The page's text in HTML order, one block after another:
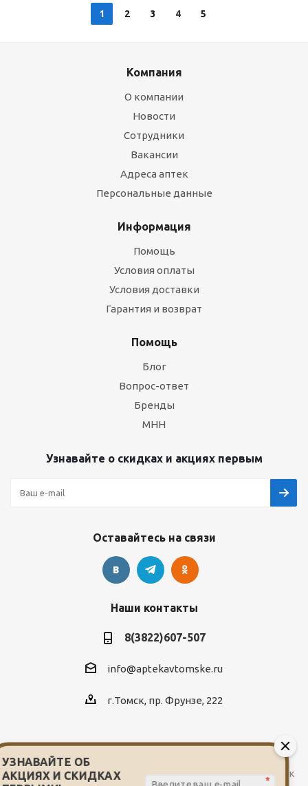
1 2 3 4 5
Компания
О компании
Новости
Сотрудники
Вакансии
Адреса аптек
Персональные данные
Информация
Помощь
Условия оплаты
Условия доставки
Гарантия и возврат
Помощь
Блог
Вопрос-ответ
Бренды
МНН
Узнавайте о скидках и акциях первым
Оставайтесь на связи
Наши контакты
8(3822)607-507
info@aptekavtomske.ru
г.Томск, пр. Фрунзе, 222
2026 © Служба заказа и доставки лекарств от сети аптек
УЗНАВАЙТЕ ОБ
АКЦИЯХ И СКИДКАХ